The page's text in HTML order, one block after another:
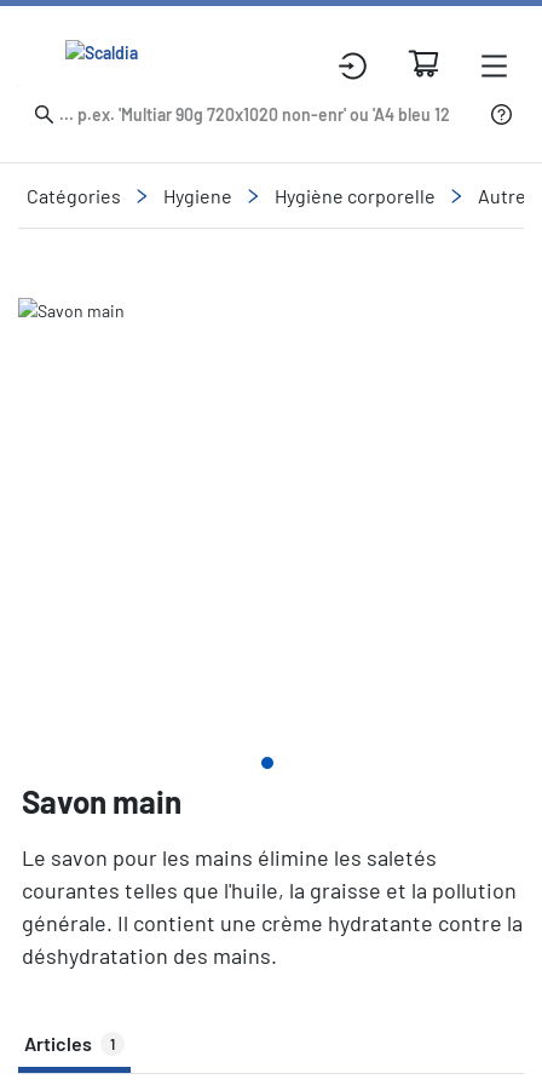
Catégories Hygiene Hygiène corporelle Autres
Slide 1 of 1
Savon main
Le savon pour les mains élimine les saletés
courantes telles que l'huile, la graisse et la pollution
générale. Il contient une crème hydratante contre la
déshydratation des mains.
Articles 1